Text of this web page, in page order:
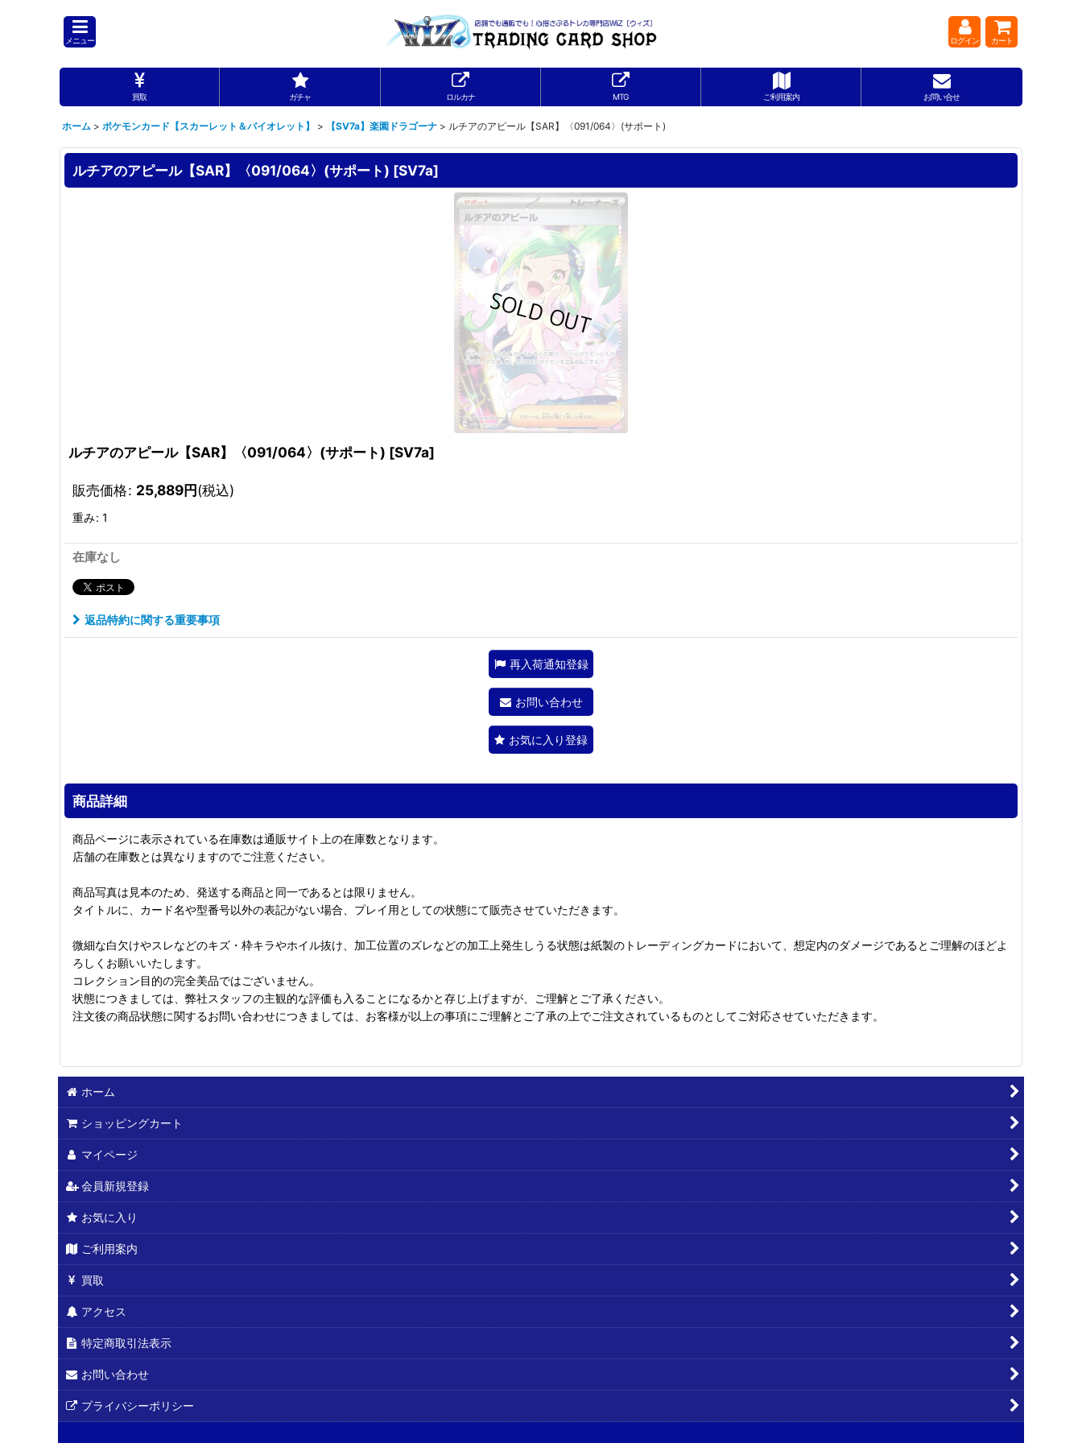
メニュー ログイン カート
買取 ガチャ ロルカナ MTG ご利用案内 お問い合せ
ホーム > ポケモンカード【スカーレット＆バイオレット】 > 【SV7a】楽園ドラゴーナ > ルチアのアピール【SAR】〈091/064〉(サポート)
ルチアのアピール【SAR】〈091/064〉(サポート) [SV7a]
ルチアのアピール【SAR】〈091/064〉(サポート) [SV7a]
販売価格: 25,889円(税込)
重み: 1
在庫なし
返品特約に関する重要事項
再入荷通知登録
お問い合わせ
お気に入り登録
商品詳細
商品ページに表示されている在庫数は通販サイト上の在庫数となります。
店舗の在庫数とは異なりますのでご注意ください。
商品写真は見本のため、発送する商品と同一であるとは限りません。
タイトルに、カード名や型番号以外の表記がない場合、プレイ用としての状態にて販売させていただきます。
微細な白欠けやスレなどのキズ・枠キラやホイル抜け、加工位置のズレなどの加工上発生しうる状態は紙製のトレーディングカードにおいて、想定内のダメージであるとご理解のほどよ
ろしくお願いいたします。
コレクション目的の完全美品ではございません。
状態につきましては、弊社スタッフの主観的な評価も入ることになるかと存じ上げますが、ご理解とご了承ください。
注文後の商品状態に関するお問い合わせにつきましては、お客様が以上の事項にご理解とご了承の上でご注文されているものとしてご対応させていただきます。
ホーム
ショッピングカート
マイページ
会員新規登録
お気に入り
ご利用案内
買取
アクセス
特定商取引法表示
お問い合わせ
プライバシーポリシー